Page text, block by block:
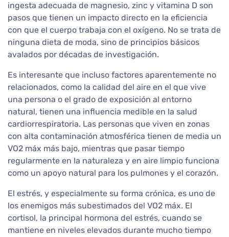
ingesta adecuada de magnesio, zinc y vitamina D son
pasos que tienen un impacto directo en la eficiencia
con que el cuerpo trabaja con el oxígeno. No se trata de
ninguna dieta de moda, sino de principios básicos
avalados por décadas de investigación.
Es interesante que incluso factores aparentemente no
relacionados, como la calidad del aire en el que vive
una persona o el grado de exposición al entorno
natural, tienen una influencia medible en la salud
cardiorrespiratoria. Las personas que viven en zonas
con alta contaminación atmosférica tienen de media un
VO2 máx más bajo, mientras que pasar tiempo
regularmente en la naturaleza y en aire limpio funciona
como un apoyo natural para los pulmones y el corazón.
El estrés, y especialmente su forma crónica, es uno de
los enemigos más subestimados del VO2 máx. El
cortisol, la principal hormona del estrés, cuando se
mantiene en niveles elevados durante mucho tiempo